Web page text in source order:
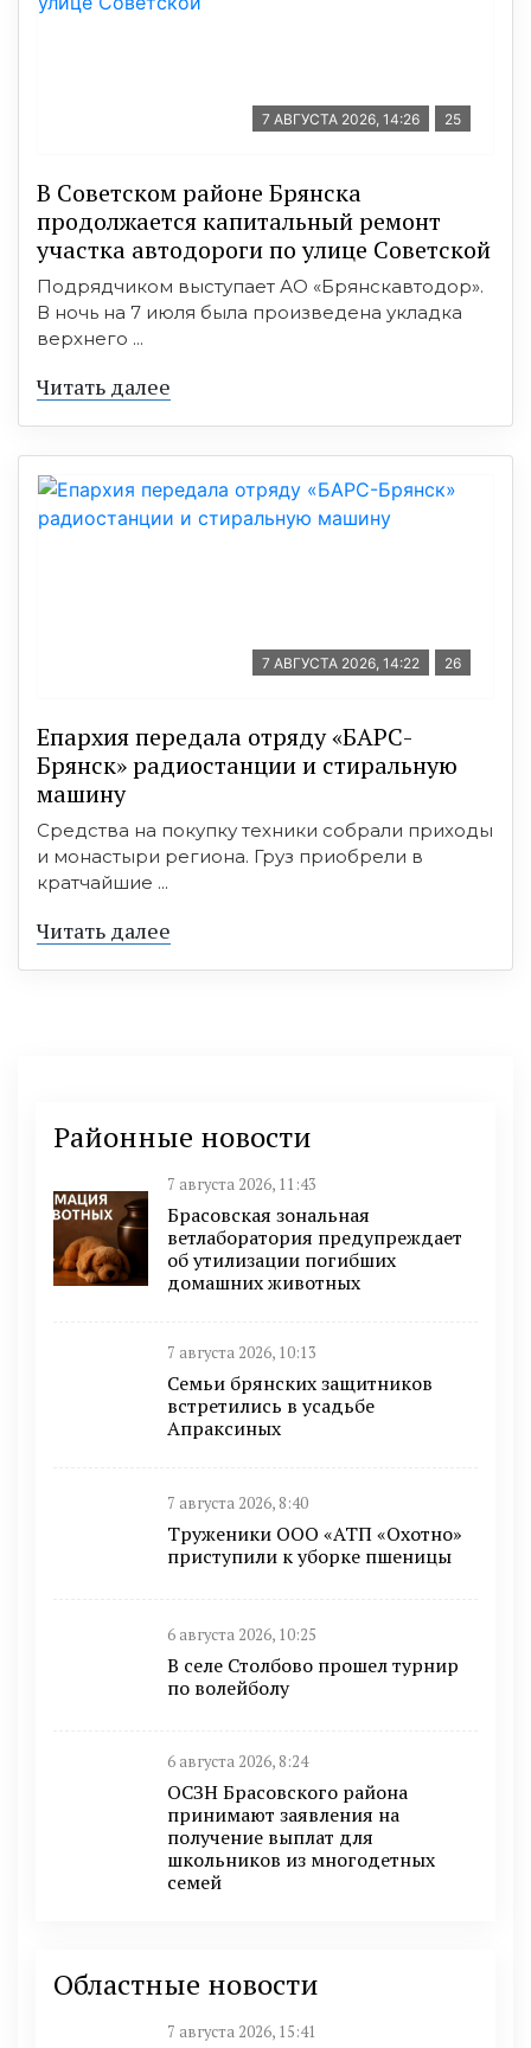
7 АВГУСТА 2026, 14:26 25
В Советском районе Брянска
продолжается капитальный ремонт
участка автодороги по улице Советской
Подрядчиком выступает АО «Брянскавтодор».
В ночь на 7 июля была произведена укладка
верхнего ...
Читать далее
7 АВГУСТА 2026, 14:22 26
Епархия передала отряду «БАРС-
Брянск» радиостанции и стиральную
машину
Средства на покупку техники собрали приходы
и монастыри региона. Груз приобрели в
кратчайшие ...
Читать далее
Районные новости
7 августа 2026, 11:43
Брасовская зональная
ветлаборатория предупреждает
об утилизации погибших
домашних животных
7 августа 2026, 10:13
Семьи брянских защитников
встретились в усадьбе
Апраксиных
7 августа 2026, 8:40
Труженики ООО «АТП «Охотно»
приступили к уборке пшеницы
6 августа 2026, 10:25
В селе Столбово прошел турнир
по волейболу
6 августа 2026, 8:24
ОСЗН Брасовского района
принимают заявления на
получение выплат для
школьников из многодетных
семей
Областные новости
7 августа 2026, 15:41